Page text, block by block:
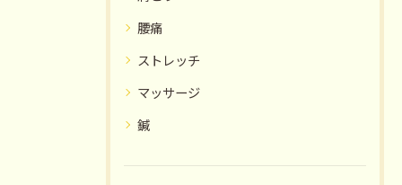
腰痛
ストレッチ
マッサージ
鍼